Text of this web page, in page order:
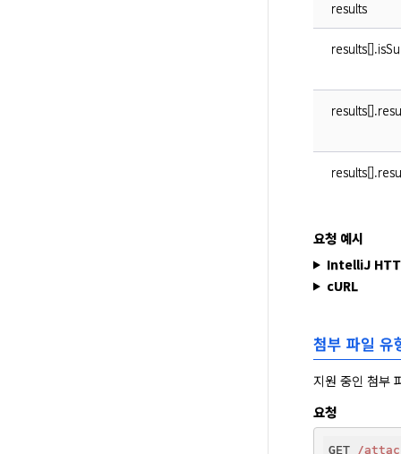
results
요청 예시
IntelliJ
cURL
첨부 파일 유
지원 중인 첨부
요청
GET /